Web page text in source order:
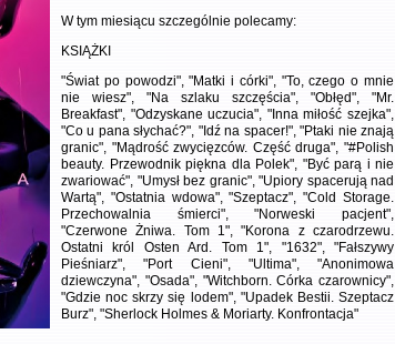
W tym miesiącu szczególnie polecamy:
KSIĄŻKI
"Świat po powodzi", "Matki i córki", "To, czego o mnie
nie wiesz", "Na szlaku szczęścia", "Obłęd", "Mr.
Breakfast", "Odzyskane uczucia", "Inna miłość szejka",
"Co u pana słychać?", "Idź na spacer!", "Ptaki nie znają
granic", "Mądrość zwycięzców. Część druga", "#Polish
beauty. Przewodnik piękna dla Polek", "Być parą i nie
zwariować", "Umysł bez granic", "Upiory spacerują nad
Wartą", "Ostatnia wdowa", "Szeptacz", "Cold Storage.
Przechowalnia śmierci", "Norweski pacjent",
"Czerwone Żniwa. Tom 1", "Korona z czarodrzewu.
Ostatni król Osten Ard. Tom 1", "1632", "Fałszywy
Pieśniarz", "Port Cieni", "Ultima", "Anonimowa
dziewczyna", "Osada", "Witchborn. Córka czarownicy",
"Gdzie noc skrzy się lodem", "Upadek Bestii. Szeptacz
Burz", "Sherlock Holmes & Moriarty. Konfrontacja"